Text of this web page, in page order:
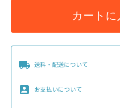
カートに
local_shipping 送料・配送について
account_box お支払いについて